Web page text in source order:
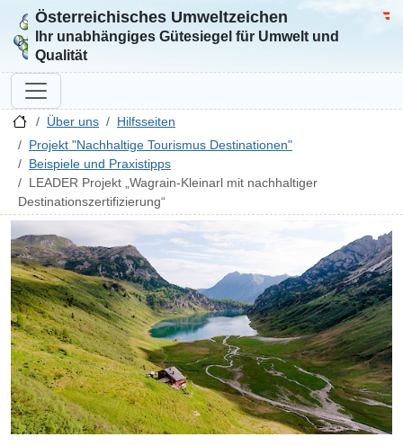
Zur Startseite
Österreichisches Umweltzeichen
Ihr unabhängiges Gütesiegel für Umwelt und
Qualität
Über uns
Hilfsseiten
Projekt "Nachhaltige Tourismus Destinationen"
Beispiele und Praxistipps
LEADER Projekt „Wagrain-Kleinarl mit nachhaltiger
Destinationszertifizierung“